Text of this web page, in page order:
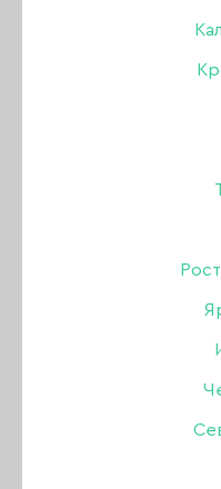
06, 15 мл